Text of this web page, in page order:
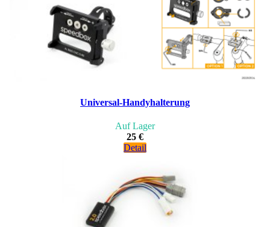
Universal-Handyhalterung
Auf Lager
25 €
Detail